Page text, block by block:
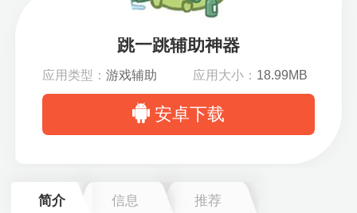
跳一跳辅助神器
应用类型： 游戏辅助 应用大小： 18.99MB
安卓下载
简介 信息 推荐